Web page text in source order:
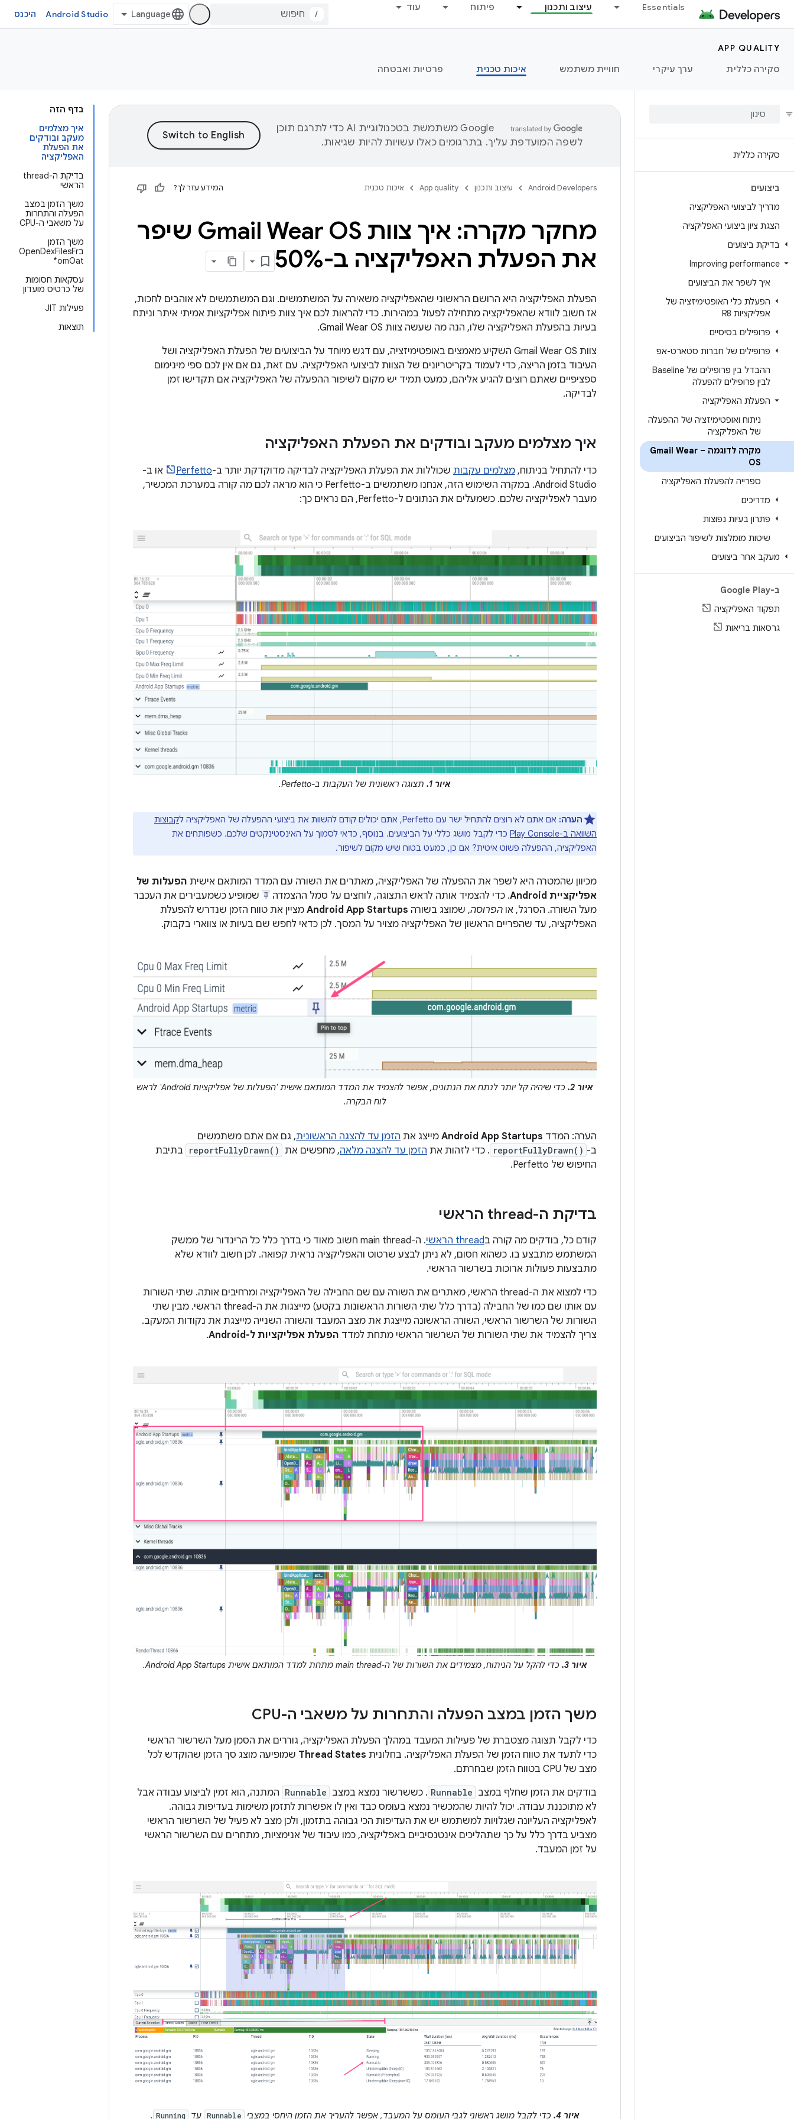
Essentials עיצוב ותכנון פיתוח עוד
/
Android Studio היכנס
APP QUALITY
סקירה כללית
ערך עיקרי חוויית משתמש איכות טכנית פרטיות ואבטחה
סקירה כללית
ביצועים
מדריך לביצועי האפליקציה
הצגת ציון ביצועי האפליקציה
בדיקת ביצועים
Improving performance
איך לשפר את הביצועים
הפעלת כלי האופטימיזציה של
אפליקציות R8
פרופילים בסיסיים
פרופילים של חברות סטארט-אפ
ההבדל בין פרופילים של Baseline
לבין פרופילים להפעלה
הפעלת האפליקציה
ניתוח ואופטימיזציה של ההפעלה
של האפליקציה
מקרה לדוגמה – Gmail Wear
OS
ספרייה להפעלת האפליקציה
מדריכים
פתרון בעיות נפוצות
שיטות מומלצות לשיפור הביצועים
מעקב אחר ביצועים
ב-Google Play
תפקוד האפליקציה
גרסאות בריאות
בדף הזה
איך מצלמים
מעקב ובודקים
את הפעלת
האפליקציה
בדיקת ה-thread
הראשי
משך הזמן במצב
הפעלה והתחרות
על משאבי ה-CPU
משך הזמן
בOpenDexFilesFr
omOat*
עסקאות חסומות
של כרטיס מועדון
פעילות JIT
תוצאות
‫Google משתמשת בטכנולוגיית AI כדי לתרגם תוכן
לשפה המועדפת עליך. בתרגומים כאלו עשויות להיות שגיאות.
Android Developers עיצוב ותכנון App quality איכות טכנית המידע עזר לך?
מחקר מקרה: איך צוות Gmail Wear OS שיפר
את הפעלת האפליקציה ב-50%
הפעלת האפליקציה היא הרושם הראשוני שהאפליקציה משאירה על המשתמשים. וגם המשתמשים לא אוהבים לחכות,
אז חשוב לוודא שהאפליקציה מתחילה לפעול במהירות. כדי להראות לכם איך צוות פיתוח אפליקציות אמיתי איתר וניתח
בעיות בהפעלת האפליקציה שלו, הנה מה שעשה צוות Gmail Wear OS.
צוות Gmail Wear OS השקיע מאמצים באופטימיזציה, עם דגש מיוחד על הביצועים של הפעלת האפליקציה ושל
העיבוד בזמן הריצה, כדי לעמוד בקריטריונים של הצוות לביצועי האפליקציה. עם זאת, גם אם אין לכם ספי מינימום
ספציפיים שאתם רוצים להגיע אליהם, כמעט תמיד יש מקום לשיפור ההפעלה של האפליקציה אם תקדישו זמן
לבדיקה.
איך מצלמים מעקב ובודקים את הפעלת האפליקציה
כדי להתחיל בניתוח, מצלמים עקבות שכוללות את הפעלת האפליקציה לבדיקה מדוקדקת יותר ב-Perfetto
או ב-
Android Studio. במקרה השימוש הזה, אנחנו משתמשים ב-Perfetto כי הוא מראה לכם מה קורה במערכת המכשיר,
מעבר לאפליקציה שלכם. כשמעלים את הנתונים ל-Perfetto, הם נראים כך:
איור 1. תצוגה ראשונית של העקבות ב-Perfetto.
הערה: אם אתם לא רוצים להתחיל ישר עם Perfetto, אתם יכולים קודם להשוות את ביצועי ההפעלה של האפליקציה ל
קבוצות
השוואה ב-Play Console
כדי לקבל מושג כללי על הביצועים. בנוסף, כדאי לסמוך על האינסטינקטים שלכם. כשפותחים את
האפליקציה, ההפעלה פשוט איטית? אם כן, כמעט בטוח שיש מקום לשיפור.
מכיוון שהמטרה היא לשפר את ההפעלה של האפליקציה, מאתרים את השורה עם המדד המותאם אישית הפעלות של
אפליקציית Android
. כדי להצמיד אותה לראש התצוגה, לוחצים על סמל ההצמדה
שמופיע כשמעבירים את העכבר
מעל השורה. הסרגל, או הפרוסה, שמוצג בשורה Android App Startups מציין את טווח הזמן שנדרש להפעלת
האפליקציה, עד שהפריים הראשון של האפליקציה מצויר על המסך. לכן כדאי לחפש שם בעיות או צווארי בקבוק.
איור 2.
כדי שיהיה קל יותר לנתח את הנתונים, אפשר להצמיד את המדד המותאם אישית 'הפעלות של אפליקציות Android' לראש
לוח הבקרה.
הערה: המדד Android App Startups מייצג את הזמן עד להצגה הראשונית, גם אם אתם משתמשים
ב- reportFullyDrawn() . כדי לזהות את הזמן עד להצגה מלאה, מחפשים את reportFullyDrawn()
בתיבת
החיפוש של Perfetto.
בדיקת ה-thread הראשי
קודם כל, בודקים מה קורה בthread הראשי
. ה-main thread חשוב מאוד כי בדרך כלל כל הרינדור של ממשק
המשתמש מתבצע בו. כשהוא חסום, לא ניתן לבצע שרטוט והאפליקציה נראית קפואה. לכן חשוב לוודא שלא
מתבצעות פעולות ארוכות בשרשור הראשי.
כדי למצוא את ה-thread הראשי, מאתרים את השורה עם שם החבילה של האפליקציה ומרחיבים אותה. שתי השורות
עם אותו שם כמו של החבילה (בדרך כלל שתי השורות הראשונות בקטע) מייצגות את ה-thread הראשי. מבין שתי
השורות של השרשור הראשי, השורה הראשונה מייצגת את מצב המעבד והשורה השנייה מייצגת את נקודות המעקב.
צריך להצמיד את שתי השורות של השרשור הראשי מתחת למדד הפעלת אפליקציות ל-Android .
איור 3. כדי להקל על הניתוח, מצמידים את השורות של ה-main thread מתחת למדד המותאם אישית Android App Startups.
משך הזמן במצב הפעלה והתחרות על משאבי ה-CPU
כדי לקבל תצוגה מצטברת של פעילות המעבד במהלך הפעלת האפליקציה, גוררים את הסמן מעל השרשור הראשי
כדי לתעד את טווח הזמן של הפעלת האפליקציה. בחלונית Thread States שמופיעה מוצג סך הזמן שהוקדש לכל
מצב של CPU בטווח הזמן שבחרתם.
בודקים את הזמן שחלף במצב Runnable . כששרשור נמצא במצב Runnable המתנה, הוא זמין לביצוע עבודה אבל
לא מתוכננת עבודה. יכול להיות שהמכשיר נמצא בעומס כבד ואין לו אפשרות לתזמן משימות בעדיפות גבוהה.
לאפליקציה העליונה שגלויות למשתמש יש את העדיפות הכי גבוהה בתזמון, ולכן מצב לא פעיל של השרשור הראשי
מצביע בדרך כלל על כך שתהליכים אינטנסיביים באפליקציה, כמו עיבוד של אנימציות, מתחרים עם השרשור הראשי
על זמן המעבד.
איור 4. כדי לקבל מושג ראשוני לגבי העומס על המעבד, אפשר להעריך את הזמן היחסי במצבי Runnable עד Running
.